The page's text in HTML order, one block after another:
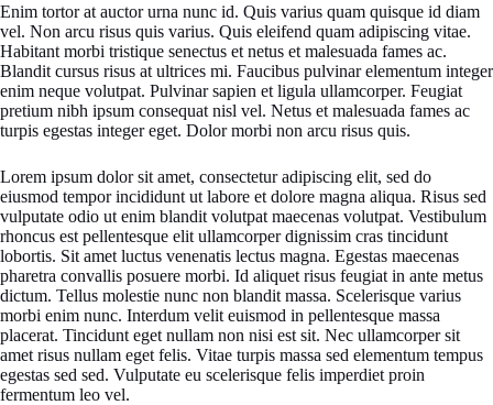
Enim tortor at auctor urna nunc id. Quis varius quam quisque id diam
vel. Non arcu risus quis varius. Quis eleifend quam adipiscing vitae.
Habitant morbi tristique senectus et netus et malesuada fames ac.
Blandit cursus risus at ultrices mi. Faucibus pulvinar elementum integer
enim neque volutpat. Pulvinar sapien et ligula ullamcorper. Feugiat
pretium nibh ipsum consequat nisl vel. Netus et malesuada fames ac
turpis egestas integer eget. Dolor morbi non arcu risus quis.
Lorem ipsum dolor sit amet, consectetur adipiscing elit, sed do
eiusmod tempor incididunt ut labore et dolore magna aliqua. Risus sed
vulputate odio ut enim blandit volutpat maecenas volutpat. Vestibulum
rhoncus est pellentesque elit ullamcorper dignissim cras tincidunt
lobortis. Sit amet luctus venenatis lectus magna. Egestas maecenas
pharetra convallis posuere morbi. Id aliquet risus feugiat in ante metus
dictum. Tellus molestie nunc non blandit massa. Scelerisque varius
morbi enim nunc. Interdum velit euismod in pellentesque massa
placerat. Tincidunt eget nullam non nisi est sit. Nec ullamcorper sit
amet risus nullam eget felis. Vitae turpis massa sed elementum tempus
egestas sed sed. Vulputate eu scelerisque felis imperdiet proin
fermentum leo vel.